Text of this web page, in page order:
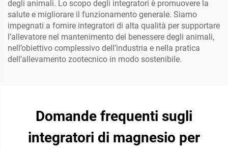
degli animali. Lo scopo degli integratori è promuovere la
salute e migliorare il funzionamento generale. Siamo
impegnati a fornire integratori di alta qualità per supportare
l’allevatore nel mantenimento del benessere degli animali,
nell’obiettivo complessivo dell’industria e nella pratica
dell’allevamento zootecnico in modo sostenibile.
Domande frequenti sugli
integratori di magnesio per